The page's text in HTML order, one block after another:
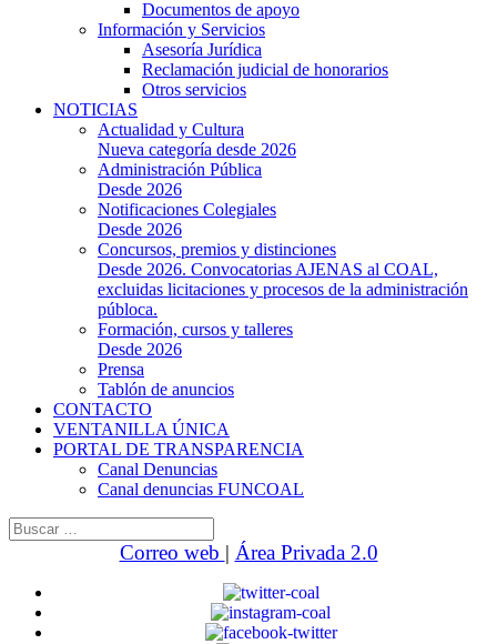
Documentos de apoyo
Información y Servicios
Asesoría Jurídica
Reclamación judicial de honorarios
Otros servicios
NOTICIAS
Actualidad y Cultura
Nueva categoría desde 2026
Administración Pública
Desde 2026
Notificaciones Colegiales
Desde 2026
Concursos, premios y distinciones
Desde 2026. Convocatorias AJENAS al COAL,
excluidas licitaciones y procesos de la administración
públoca.
Formación, cursos y talleres
Desde 2026
Prensa
Tablón de anuncios
CONTACTO
VENTANILLA ÚNICA
PORTAL DE TRANSPARENCIA
Canal Denuncias
Canal denuncias FUNCOAL
Buscar:
Correo web | Área Privada 2.0